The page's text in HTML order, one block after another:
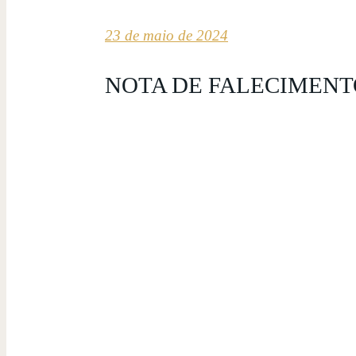
23 de maio de 2024
NOTA DE